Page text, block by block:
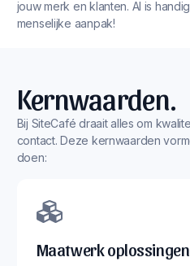
jouw merk en klanten. AI is
menselijke aanpak!
Kernwaarden.
Bij SiteCafé draait alles om
contact. Deze kernwaarden
doen:
Maatwerk oplossingen